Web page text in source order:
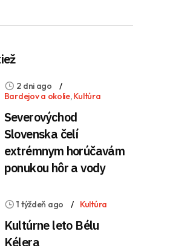
2 dni ago
Bardejov a okolie,Kultúra
Severovýchod
Slovenska čelí
extrémnym horúčavám
ponukou hôr a vody
1 týždeň ago Kultúra
Kultúrne leto Bélu
Kélera